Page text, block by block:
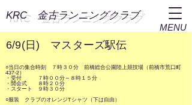
​KRC 金古ランニングクラブ
MENU
6/9(日) マスターズ駅伝
○当日の集合時刻 ７時３０分 前橋総合公園陸上競技場（前橋市荒口町
437-2）
・受付 ７時００分～８時１５分
・開会式 ８時２０分
・スタート ９時３０分
○服装 クラブのオレンジTシャツ（下は自由）